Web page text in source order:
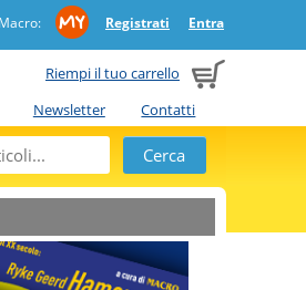
Registrati Entra
Riempi il tuo carrello
Newsletter Contatti